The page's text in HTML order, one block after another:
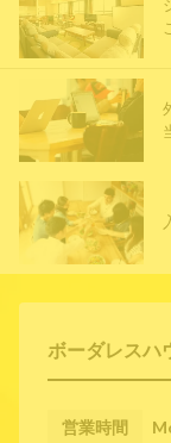
ボーダレスハ
営業時間